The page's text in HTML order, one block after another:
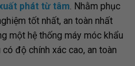
phát từ tâm. Nhằm phục
tốt nhất, an toàn nhất
một hệ thống máy móc khẩu
độ chính xác cao, an toàn